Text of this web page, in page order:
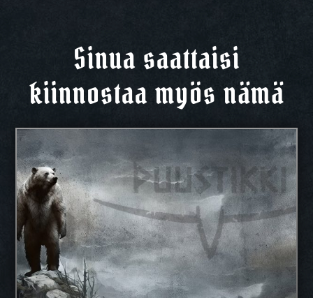
Sinua saattaisi
kiinnostaa myös nämä